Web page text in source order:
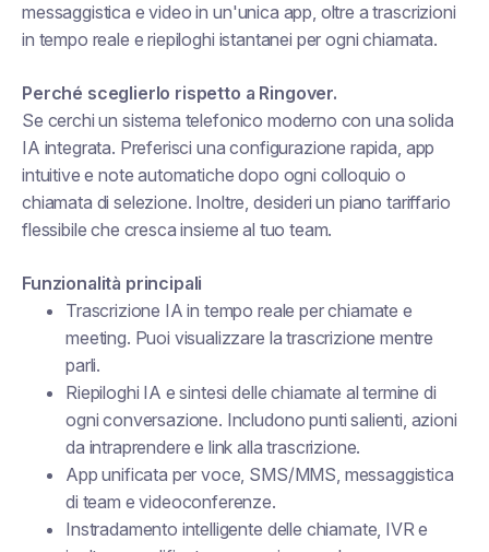
messaggistica e video in un'unica app, oltre a trascrizioni
in tempo reale e riepiloghi istantanei per ogni chiamata.
Perché sceglierlo rispetto a Ringover.
Se cerchi un sistema telefonico moderno con una solida
IA integrata. Preferisci una configurazione rapida, app
intuitive e note automatiche dopo ogni colloquio o
chiamata di selezione. Inoltre, desideri un piano tariffario
flessibile che cresca insieme al tuo team.
Funzionalità principali
Trascrizione IA in tempo reale per chiamate e
meeting. Puoi visualizzare la trascrizione mentre
parli.
Riepiloghi IA e sintesi delle chiamate al termine di
ogni conversazione. Includono punti salienti, azioni
da intraprendere e link alla trascrizione.
App unificata per voce, SMS/MMS, messaggistica
di team e videoconferenze.
Instradamento intelligente delle chiamate, IVR e